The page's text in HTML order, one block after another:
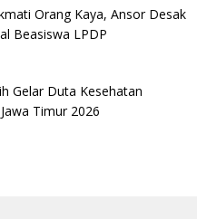
Orang Kaya, Ansor Desak
Beasiswa LPDP
Gelar Duta Kesehatan
Timur 2026